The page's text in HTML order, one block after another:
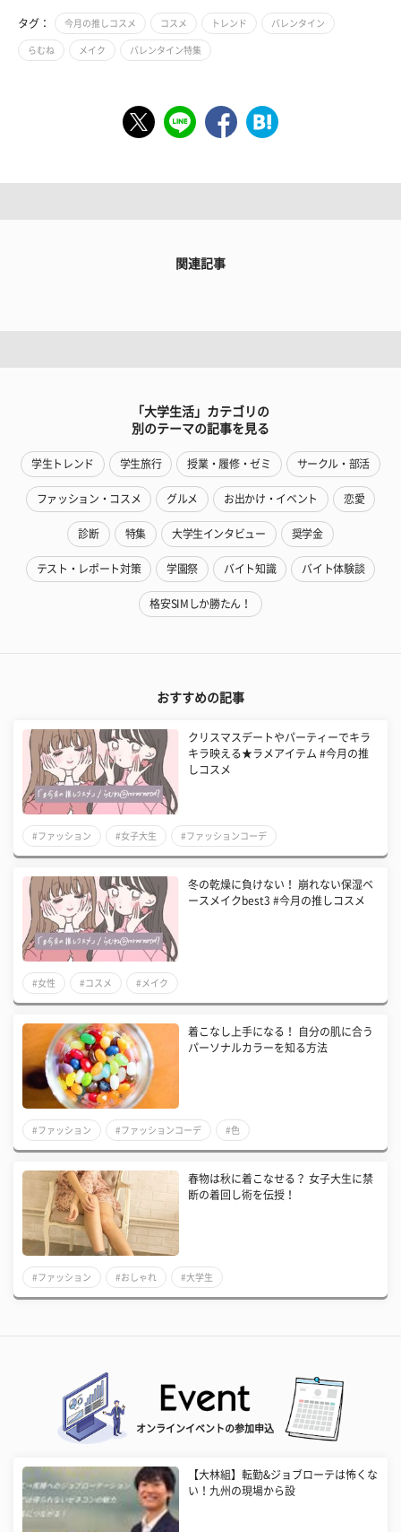
タグ： 今月の推しコスメ コスメ トレンド バレンタイン
らむね メイク バレンタイン特集
関連記事
「大学生活」カテゴリの
別のテーマの記事を見る
学生トレンド 学生旅行 授業・履修・ゼミ サークル・部活
ファッション・コスメ グルメ お出かけ・イベント 恋愛
診断 特集 大学生インタビュー 奨学金
テスト・レポート対策 学園祭 バイト知識 バイト体験談
格安SIMしか勝たん！
おすすめの記事
クリスマスデートやパーティーでキラ
キラ映える★ラメアイテム #今月の推
しコスメ
#ファッション #女子大生 #ファッションコーデ
冬の乾燥に負けない！ 崩れない保湿ベ
ースメイクbest3 #今月の推しコスメ
#女性 #コスメ #メイク
着こなし上手になる！ 自分の肌に合う
パーソナルカラーを知る方法
#ファッション #ファッションコーデ #色
春物は秋に着こなせる？ 女子大生に禁
断の着回し術を伝授！
#ファッション #おしゃれ #大学生
オンラインイベントの参加申込
【大林組】転勤&ジョブローテは怖くな
い！九州の現場から設